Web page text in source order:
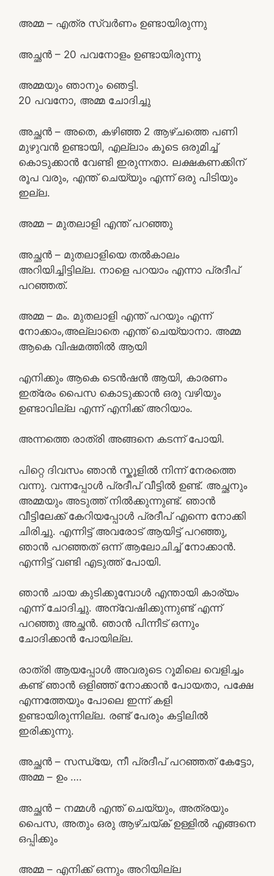
അമ്മ – എത്ര സ്വർണം ഉണ്ടായിരുന്നു
അച്ഛൻ – 20 പവനോളം ഉണ്ടായിരുന്നു
അമ്മയും ഞാനും ഞെട്ടി.
20 പവനോ, അമ്മ ചോദിച്ചു
അച്ഛൻ – അതെ, കഴിഞ്ഞ 2 ആഴ്ചത്തെ പണി
മുഴുവൻ ഉണ്ടായി, എല്ലാം കൂടെ ഒരുമിച്ച്
കൊടുക്കാൻ വേണ്ടി ഇരുന്നതാ. ലക്ഷകണക്കിന്
രൂപ വരും, എന്ത് ചെയ്യും എന്ന് ഒരു പിടിയും
ഇല്ല.
അമ്മ – മുതലാളി എന്ത് പറഞ്ഞു
അച്ഛൻ – മുതലാളിയെ തൽകാലം
അറിയിച്ചിട്ടില്ല. നാളെ പറയാം എന്നാ പ്രദീപ്
പറഞ്ഞത്.
അമ്മ – മം. മുതലാളി എന്ത് പറയും എന്ന്
നോക്കാം,അല്ലാതെ എന്ത് ചെയ്യാനാ. അമ്മ
ആകെ വിഷമത്തിൽ ആയി
എനിക്കും ആകെ ടെൻഷൻ ആയി, കാരണം
ഇത്രേം പൈസ കൊടുക്കാൻ ഒരു വഴിയും
ഉണ്ടാവില്ല എന്ന് എനിക്ക് അറിയാം.
അന്നത്തെ രാത്രി അങ്ങനെ കടന്ന് പോയി.
പിറ്റെ ദിവസം ഞാൻ സ്കൂളിൽ നിന്ന് നേരത്തെ
വന്നു. വന്നപ്പോൾ പ്രദീപ് വീട്ടിൽ ഉണ്ട്. അച്ഛനും
അമ്മയും അടുത്ത് നിൽക്കുന്നുണ്ട്. ഞാൻ
വീട്ടിലേക്ക് കേറിയപ്പോൾ പ്രദീപ് എന്നെ നോക്കി
ചിരിച്ചു. എന്നിട്ട് അവരോട് ആയിട്ട് പറഞ്ഞു,
ഞാൻ പറഞ്ഞത് ഒന്ന് ആലോചിച്ച് നോക്കാൻ.
എന്നിട്ട് വണ്ടി എടുത്ത് പോയി.
ഞാൻ ചായ കുടിക്കുമ്പോൾ എന്തായി കാര്യം
എന്ന് ചോദിച്ചു. അന്വേഷിക്കുന്നുണ്ട് എന്ന്
പറഞ്ഞു അച്ഛൻ. ഞാൻ പിന്നീട് ഒന്നും
ചോദിക്കാൻ പോയില്ല.
രാത്രി ആയപ്പോൾ അവരുടെ റൂമിലെ വെളിച്ചം
കണ്ട് ഞാൻ ഒളിഞ്ഞ് നോക്കാൻ പോയതാ, പക്ഷേ
എന്നത്തേയും പോലെ ഇന്ന് കളി
ഉണ്ടായിരുന്നില്ല. രണ്ട് പേരും കട്ടിലിൽ
ഇരിക്കുന്നു.
അച്ഛൻ – സന്ധ്യേ, നീ പ്രദീപ് പറഞ്ഞത് കേട്ടോ,
അമ്മ – ഉം ….
അച്ഛൻ – നമ്മൾ എന്ത് ചെയ്യും, അത്രയും
പൈസ, അതും ഒരു ആഴ്ചയ്ക് ഉള്ളിൽ എങ്ങനെ
ഒപ്പിക്കും
അമ്മ – എനിക്ക് ഒന്നും അറിയില്ല